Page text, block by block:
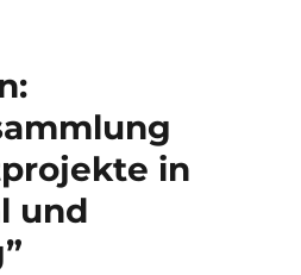
in
und